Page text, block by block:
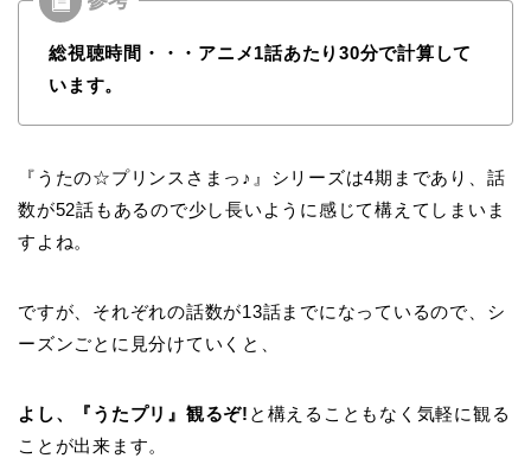
総視聴時間・・・アニメ1話あたり30分で計算して
います。
『うたの☆プリンスさまっ♪』シリーズは4期まであり、話
数が52話もあるので少し長いように感じて構えてしまいま
すよね。
ですが、それぞれの話数が13話までになっているので、シ
ーズンごとに見分けていくと、
よし、『うたプリ』観るぞ! と構えることもなく気軽に観る
ことが出来ます。